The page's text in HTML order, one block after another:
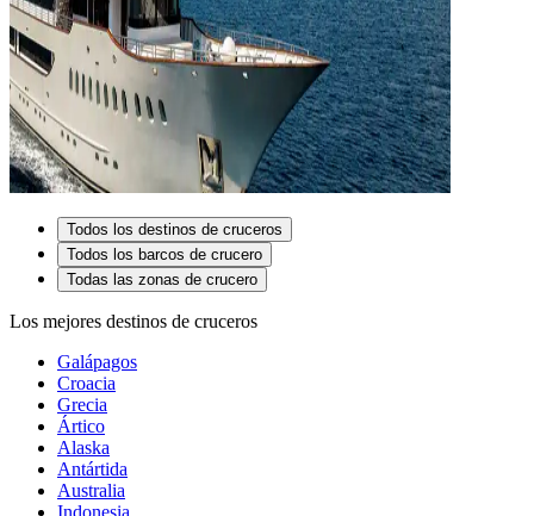
Todos los destinos de cruceros
Todos los barcos de crucero
Todas las zonas de crucero
Los mejores destinos de cruceros
Galápagos
Croacia
Grecia
Ártico
Alaska
Antártida
Australia